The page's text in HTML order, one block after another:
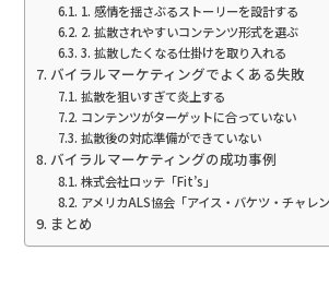
1. 感情を揺さぶるストーリーを設計する
2. 拡散されやすいコンテンツ形式を選ぶ
3. 拡散したくなる仕掛けを取り入れる
バイラルマーケティングでよくある失敗
拡散を狙いすぎて炎上する
コンテンツがターゲットに合っていない
拡散後の対応準備ができていない
バイラルマーケティングの成功事例
株式会社ロッテ「Fit’s」
アメリカALS協会「アイス・バケツ・チャレン
まとめ